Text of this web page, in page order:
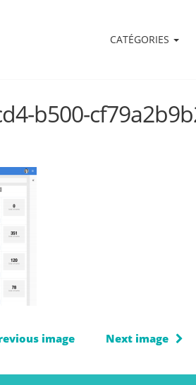
CATÉGORIES
b500-
image Next image